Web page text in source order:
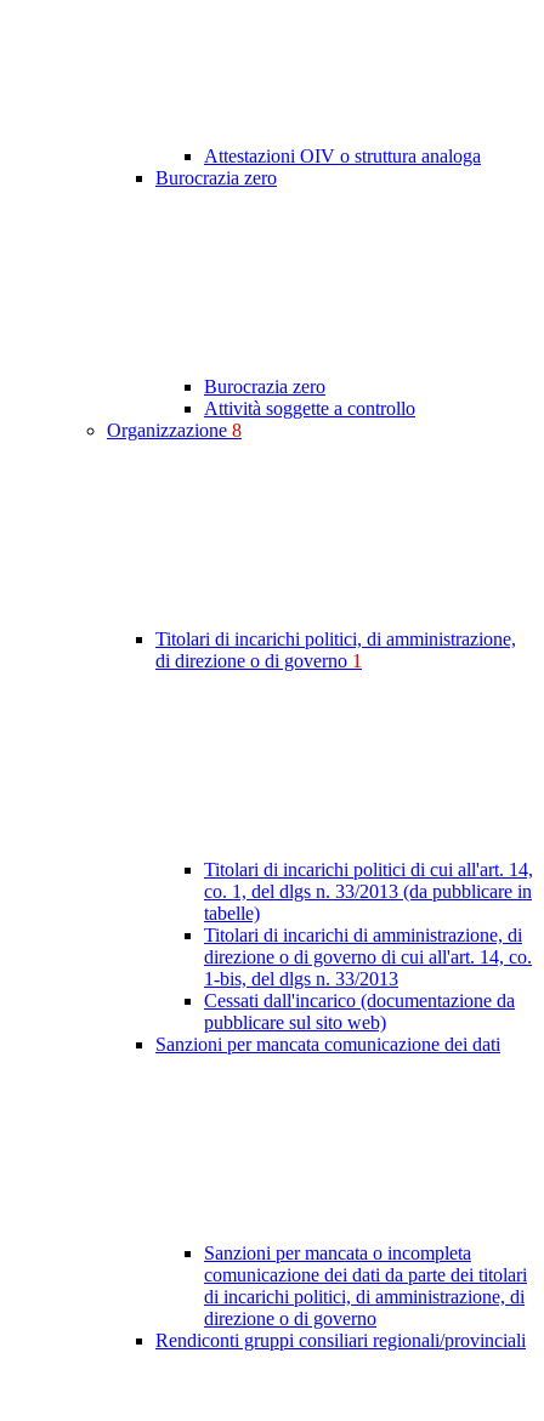
Attestazioni OIV o struttura analoga
Burocrazia zero
Burocrazia zero
Attività soggette a controllo
Organizzazione 8
Titolari di incarichi politici, di amministrazione,
di direzione o di governo 1
Titolari di incarichi politici di cui all'art. 14,
co. 1, del dlgs n. 33/2013 (da pubblicare in
tabelle)
Titolari di incarichi di amministrazione, di
direzione o di governo di cui all'art. 14, co.
1-bis, del dlgs n. 33/2013
Cessati dall'incarico (documentazione da
pubblicare sul sito web)
Sanzioni per mancata comunicazione dei dati
Sanzioni per mancata o incompleta
comunicazione dei dati da parte dei titolari
di incarichi politici, di amministrazione, di
direzione o di governo
Rendiconti gruppi consiliari regionali/provinciali